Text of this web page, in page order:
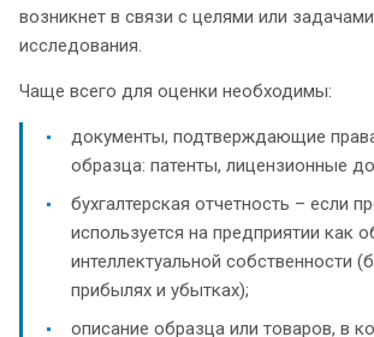
возникнет в связи с целями или
исследования.
Чаще всего для оценки необходимы:
документы, подтверждающие
образца: патенты, лицензионные
бухгалтерская отчетность – если
используется на предприятии как
интеллектуальной собственности
прибылях и убытках);
описание образца или товаров, в